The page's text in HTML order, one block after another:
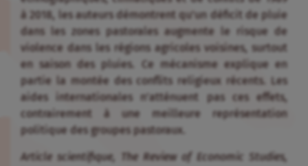
à 2018, les auteurs démontrent qu’un déficit de pluie
dans les zones pastorales augmente le risque de
violence dans les régions agricoles voisines, surtout
en saison des pluies. Ce mécanisme explique en
partie la montée des conflits religieux récents. Les
aides internationales n’atténuent pas ces effets,
contrairement à une meilleure représentation
politique des groupes pastoraux.
Article scientifique, The Review of Economic Studies,